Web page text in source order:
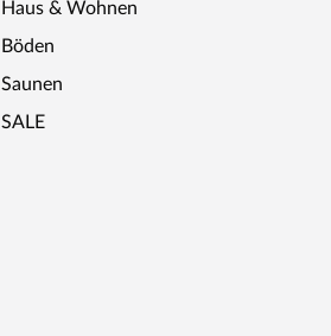
Haus & Wohnen
Böden
Saunen
SALE